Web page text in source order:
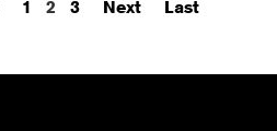
1 2 3 Next Last